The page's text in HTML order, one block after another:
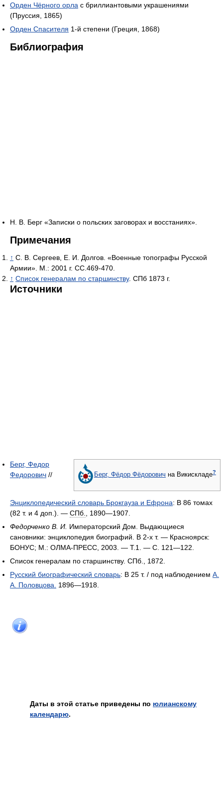
Орден Чёрного орла с бриллиантовыми украшениями
(Пруссия, 1865)
Орден Спасителя 1-й степени (Греция, 1868)
Библиография
Н. В. Берг «Записки о польских заговорах и восстаниях».
Примечания
↑ С. В. Сергеев, Е. И. Долгов. «Военные топографы Русской
Армии». М.: 2001 г. СС.469-470.
↑ Список генералам по старшинству. СПб 1873 г.
Источники
Берг, Фёдор Фёдорович на Викискладе?
Берг, Федор
Федорович //
Энциклопедический словарь Брокгауза и Ефрона: В 86 томах
(82 т. и 4 доп.). — СПб.
, 1890—1907.
Федорченко В. И. Императорский Дом. Выдающиеся
сановники: энциклопедия биографий. В 2-х т. — Красноярск:
БОНУС; М.: ОЛМА-ПРЕСС, 2003. — Т.1. — С. 121—122.
Список генералам по старшинству. СПб., 1872.
Русский биографический словарь: В 25 т. / под наблюдением А.
А. Половцова.
1896—1918.
Даты в этой статье приведены по юлианскому
календарю.